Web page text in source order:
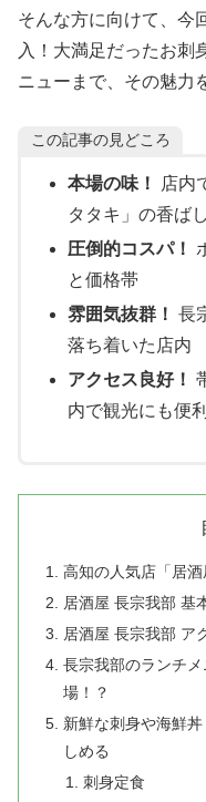
そんな方に向けて、今
入！大満足だったお刺
ニューまで、その魅力
この記事の見どころ
本場の味！
店内
タタキ」の香ば
圧倒的コスパ！
と価格帯
雰囲気抜群！ 長
落ち着いた店内
アクセス良好！
内で観光にも便利
高知の人気店「居
居酒屋 長宗我部 基
居酒屋 長宗我部 ア
長宗我部のランチ
場！？
新鮮な刺身や海鮮
しめる
刺身定食